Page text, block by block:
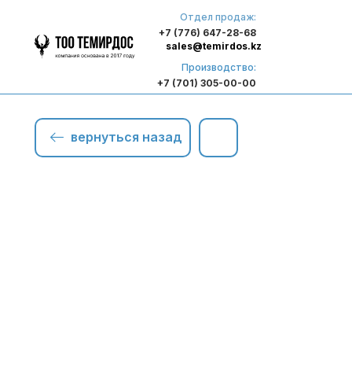
Отдел продаж:
+7 (776) 647-28-68
Производство:
+7 (701) 305-00-00
sales@temirdos.kz
вернуться назад